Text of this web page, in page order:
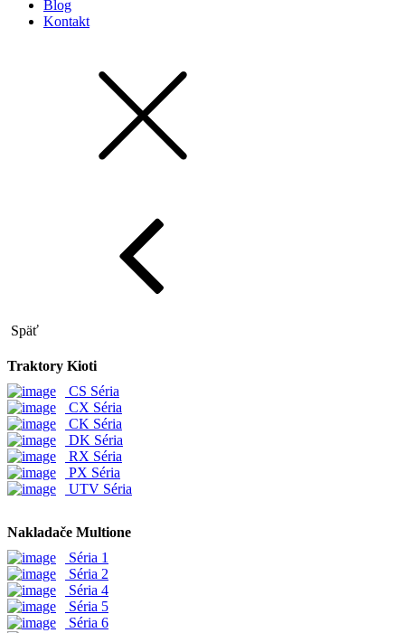
Blog
Kontakt
Späť
Traktory Kioti
CS Séria
CX Séria
CK Séria
DK Séria
RX Séria
PX Séria
UTV Séria
Nakladače Multione
Séria 1
Séria 2
Séria 4
Séria 5
Séria 6